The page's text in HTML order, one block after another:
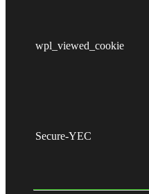
wpl_viewed_cookie
Secure-YEC